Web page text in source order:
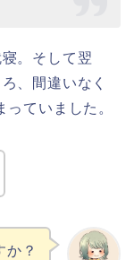
。そして翌
、間違いなく
っていました。
か？